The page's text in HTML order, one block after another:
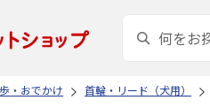
・おでかけ 首輪・リード（犬用）